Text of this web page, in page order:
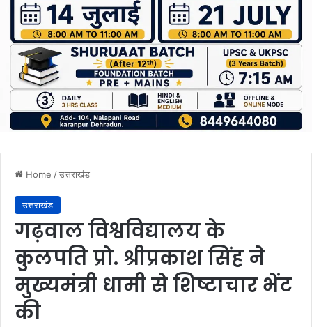
Home /उत्तराखंड
उत्तराखंड
गढ़वाल विश्वविद्यालय के
कुलपति प्रो. श्रीप्रकाश सिंह ने
मुख्यमंत्री धामी से शिष्टाचार भेंट
की